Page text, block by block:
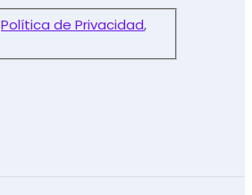
Política de Privacidad,